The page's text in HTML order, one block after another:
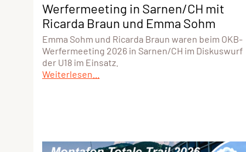
Werfermeeting in Sarnen/CH mit
Ricarda Braun und Emma Sohm
Emma Sohm und Ricarda Braun waren beim OKB-
Werfermeeting 2026 in Sarnen/CH im Diskuswurf
der U18 im Einsatz.
Weiterlesen...